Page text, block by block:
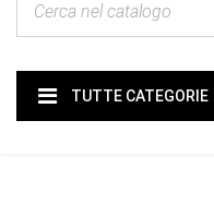
TUTTE CATEGORIE